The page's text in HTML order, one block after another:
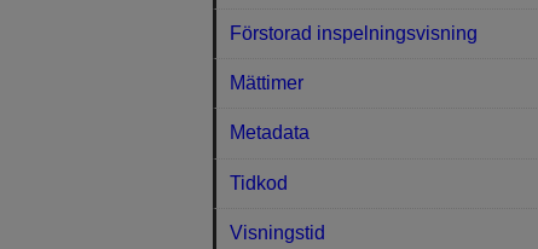
Förstorad inspelningsvisning
Mättimer
Metadata
Tidkod
Visningstid